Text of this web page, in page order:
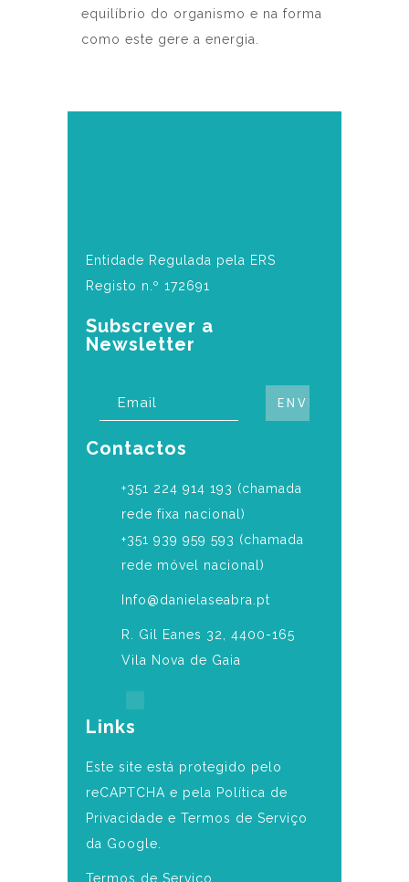
equilíbrio do organismo e na forma
como este gere a energia.
Entidade Regulada pela ERS
Registo n.º 172691
Subscrever a
Newsletter
Contactos
‎+351 224 914 193 (chamada
rede fixa nacional)
+351 939 959 593 (chamada
rede móvel nacional)
Info@danielaseabra.pt
R. Gil Eanes 32, 4400-165
Vila Nova de Gaia
Links
Este site está protegido pelo
reCAPTCHA e pela Política de
Privacidade e Termos de Serviço
da Google.
Termos de Serviço